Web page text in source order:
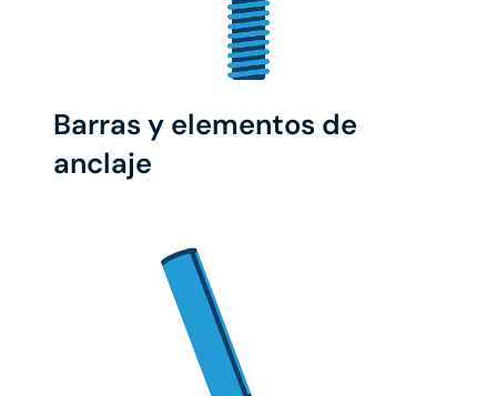
Barras y elementos de
anclaje